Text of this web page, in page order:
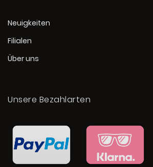
Neuigkeiten
Filialen
Über uns
Unsere Bezahlarten